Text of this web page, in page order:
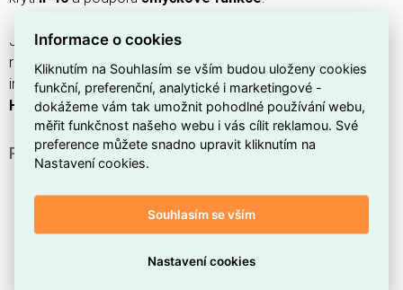
Je určena promontáž pod omítku
rozměry71×57,8×71 mm(Š×V×H), minimální hloubka
instalační krabice39,5 mma elektrické parametry
Hz
1 fáze.
PROČ SI VYBRAT TUTO ZÁSUVKU?
nabijete telefon nebo tablet bez nutnosti adaptérů.
Informace o cookies
Kliknutím na Souhlasím se vším budou uloženy cookies
funkční, preferenční, analytické i marketingové -
dokážeme vám tak umožnit pohodlné používání webu,
měřit funkčnost našeho webu i vás cílit reklamou. Své
preference můžete snadno upravit kliknutím na
Nastavení cookies.
Souhlasím se vším
Nastavení cookies